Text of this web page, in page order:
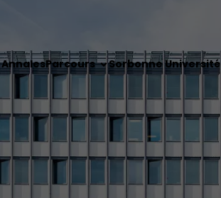
AnnalesParcours Sorbonne Université